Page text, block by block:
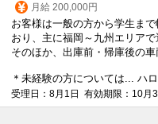
月給 200,000円
お客様は一般の方から学生ま
おり、主に福岡～九州エリアで
そのほか、出庫前・帰庫後の
＊未経験の方については... ハ
受理日：8月1日 有効期限：10月